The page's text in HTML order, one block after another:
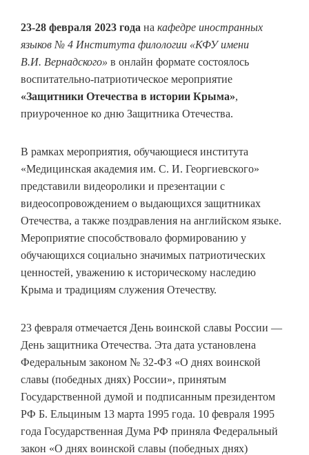
23-28 февраля 2023 года на кафедре иностранных
языков № 4 Института филологии «КФУ имени
В.И. Вернадского» в онлайн формате состоялось
воспитательно-патриотическое мероприятие
«Защитники Отечества в истории Крыма»,
приуроченное ко дню Защитника Отечества.
В рамках мероприятия, обучающиеся института
«Медицинская академия им. С. И. Георгиевского»
представили видеоролики и презентации с
видеосопровождением о выдающихся защитниках
Отечества, а также поздравления на английском языке.
Мероприятие способствовало формированию у
обучающихся социально значимых патриотических
ценностей, уважению к историческому наследию
Крыма и традициям служения Отечеству.
23 февраля отмечается День воинской славы России —
День защитника Отечества. Эта дата установлена
Федеральным законом № 32-ФЗ «О днях воинской
славы (победных днях) России», принятым
Государственной думой и подписанным президентом
РФ Б. Ельциным 13 марта 1995 года. 10 февраля 1995
года Государственная Дума РФ приняла Федеральный
закон «О днях воинской славы (победных днях)